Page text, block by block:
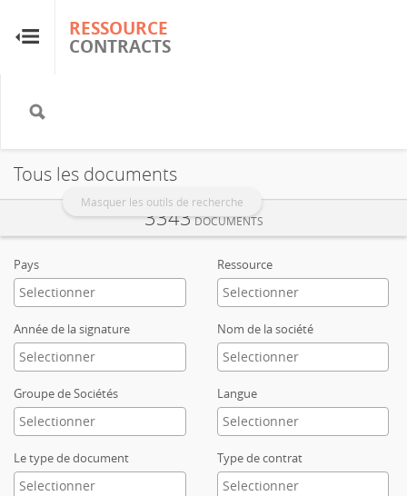
RESSOURCE
CONTRACTS
Masquer les outils de recherche
RESSOURCE
CONTRACTS
Accueil
À propos
FAQ
Glossaire
Recherche et analyse
Sites de pays
Contact
Tous les documents
Pays Ressource
Année de la signature Nom de la société
Groupe de Sociétés Langue
Le type de document Type de contrat
3343DOCUMENTS